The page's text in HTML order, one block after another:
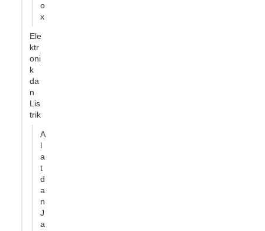
o
x
Ele
ktr
oni
k
da
n
Lis
trik
A
l
a
t
d
a
n
J
a